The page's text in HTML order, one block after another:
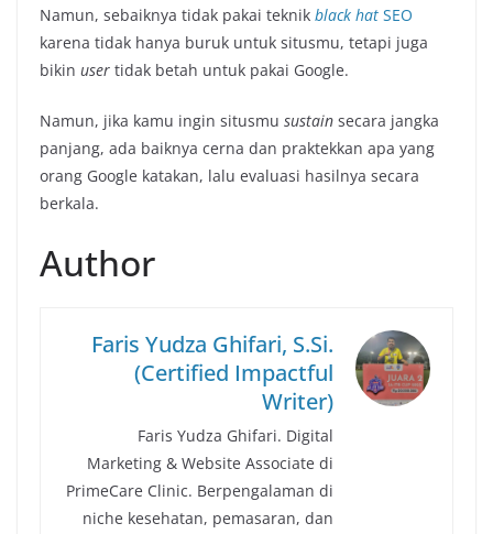
Namun, sebaiknya tidak pakai teknik black hat SEO
karena tidak hanya buruk untuk situsmu, tetapi juga
bikin user tidak betah untuk pakai Google.
Namun, jika kamu ingin situsmu sustain secara jangka
panjang, ada baiknya cerna dan praktekkan apa yang
orang Google katakan, lalu evaluasi hasilnya secara
berkala.
Author
Faris Yudza Ghifari, S.Si.
(Certified Impactful
Writer)
Faris Yudza Ghifari. Digital
Marketing & Website Associate di
PrimeCare Clinic. Berpengalaman di
niche kesehatan, pemasaran, dan